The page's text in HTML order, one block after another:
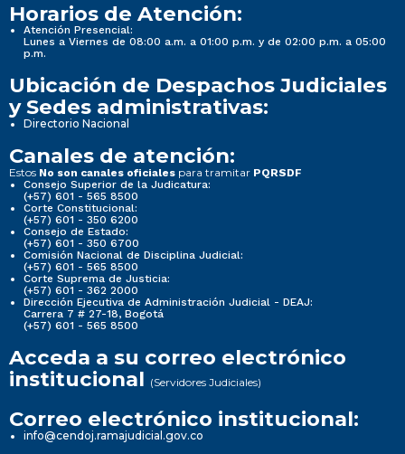
Horarios de Atención:
Atención Presencial:
Lunes a Viernes de 08:00 a.m. a 01:00 p.m. y de 02:00 p.m. a 05:00
p.m.
Ubicación de Despachos Judiciales
y Sedes administrativas:
Directorio Nacional
Canales de atención:
Estos No son canales oficiales para tramitar PQRSDF
Consejo Superior de la Judicatura:
(+57) 601 - 565 8500
Corte Constitucional:
(+57) 601 - 350 6200
Consejo de Estado:
(+57) 601 - 350 6700
Comisión Nacional de Disciplina Judicial:
(+57) 601 - 565 8500
Corte Suprema de Justicia:
(+57) 601 - 362 2000
Dirección Ejecutiva de Administración Judicial - DEAJ:
Carrera 7 # 27-18, Bogotá
(+57) 601 - 565 8500
Acceda a su correo electrónico
institucional (Servidores Judiciales)
Correo electrónico institucional:
info@cendoj.ramajudicial.gov.co